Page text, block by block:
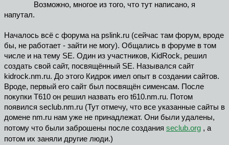
Возможно, многое из того, что тут написано, я
напутал.
Началось всё с форума на pslink.ru (сейчас там форум, вроде
бы, не работает - зайти не могу). Общались в форуме в том
числе и на тему SE. Один из участников, KidRock, решил
создать свой сайт, посвящённый SE. Назывался сайт
kidrock.nm.ru. До этого Кидрок имел опыт в создании сайтов.
Вроде, первый его сайт был посвящён сименсам. После
покупки T610 он решил назвать его t610.nm.ru. Потом
появился seclub.nm.ru (Тут отмечу, что все указанные сайты в
домене nm.ru нам уже не принадлежат. Они были удалены,
потому что были заброшены после создания seclub.org , а
потом их заняли другие люди.)